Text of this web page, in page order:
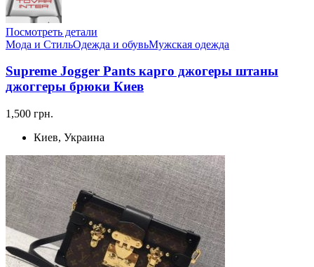
Посмотреть детали
Мода и СтильОдежда и обувьМужская одежда
Supreme Jogger Pants карго джогеры штаны
джоггеры брюки Киев
1,500 грн.
Киев, Украина